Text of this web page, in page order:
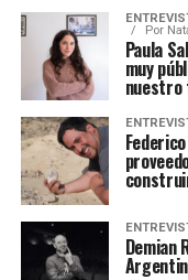
Por
Paula
muy
nuestro
Demian